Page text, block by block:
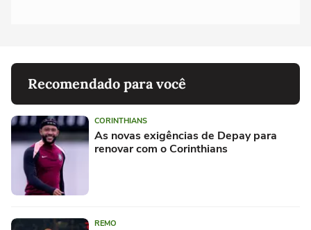
Recomendado para você
CORINTHIANS
As novas exigências de Depay para
renovar com o Corinthians
REMO